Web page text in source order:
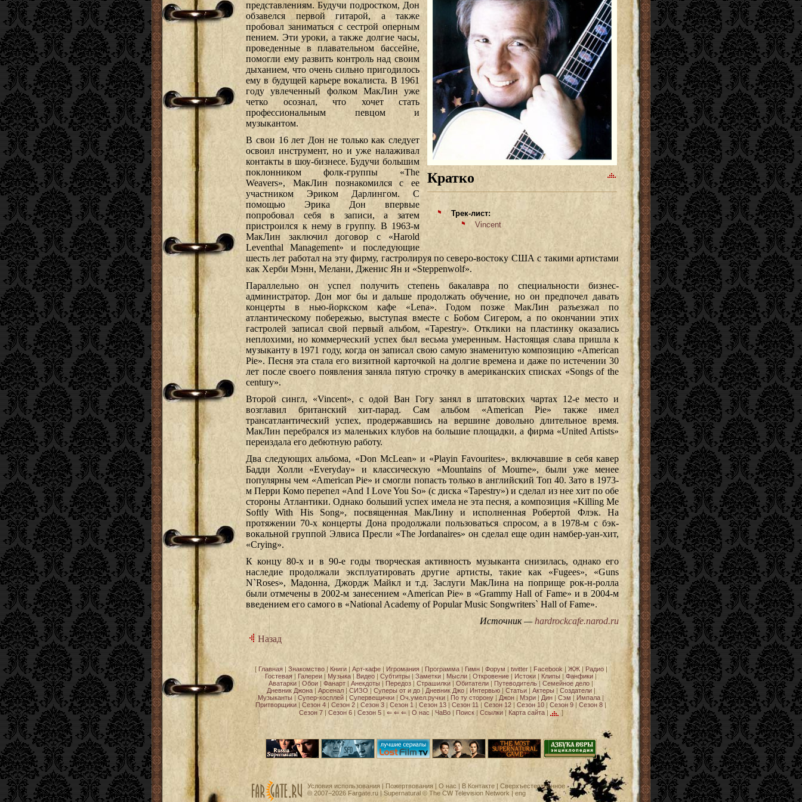
Кратко
Трек-лист:
Vincent
представлениям. Будучи подростком, Дон
обзавелся первой гитарой, а также
пробовал заниматься с сестрой оперным
пением. Эти уроки, а также долгие часы,
проведенные в плавательном бассейне,
помогли ему развить контроль над своим
дыханием, что очень сильно пригодилось
ему в будущей карьере вокалиста. В 1961
году увлеченный фолком МакЛин уже
четко осознал, что хочет стать
профессиональным певцом и
музыкантом.
В свои 16 лет Дон не только как следует
освоил инструмент, но и уже налаживал
контакты в шоу-бизнесе. Будучи большим
поклонником фолк-группы «The
Weavers», МакЛин познакомился с ее
участником Эриком Дарлингом. С
помощью Эрика Дон впервые
попробовал себя в записи, а затем
пристроился к нему в группу. В 1963-м
МакЛин заключил договор с «Harold
Leventhal Management» и последующие
шесть лет работал на эту фирму, гастролируя по северо-востоку США с такими артистами
как Херби Мэнн, Мелани, Дженис Ян и «Steppenwolf».
Параллельно он успел получить степень бакалавра по специальности бизнес-
администратор. Дон мог бы и дальше продолжать обучение, но он предпочел давать
концерты в нью-йоркском кафе «Lena». Годом позже МакЛин разъезжал по
атлантическому побережью, выступая вместе с Бобом Сигером, а по окончании этих
гастролей записал свой первый альбом, «Tapestry». Отклики на пластинку оказались
неплохими, но коммерческий успех был весьма умеренным. Настоящая слава пришла к
музыканту в 1971 году, когда он записал свою самую знаменитую композицию «American
Pie». Песня эта стала его визитной карточкой на долгие времена и даже по истечении 30
лет после своего появления заняла пятую строчку в американских списках «Songs of the
century».
Второй сингл, «Vincent», с одой Ван Гогу занял в штатовских чартах 12-е место и
возглавил британский хит-парад. Сам альбом «American Pie» также имел
трансатлантический успех, продержавшись на вершине довольно длительное время.
МакЛин перебрался из маленьких клубов на большие площадки, а фирма «United Artists»
переиздала его дебютную работу.
Два следующих альбома, «Don McLean» и «Playin Favourites», включавшие в себя кавер
Бадди Холли «Everyday» и классическую «Mountains of Mourne», были уже менее
популярны чем «American Pie» и смогли попасть только в английский Топ 40. Зато в 1973-
м Перри Комо перепел «And I Love You So» (с диска «Tapestry») и сделал из нее хит по обе
стороны Атлантики. Однако больший успех имела не эта песня, а композиция «Killing Me
Softly With His Song», посвященная МакЛину и исполненная Робертой Флэк. На
протяжении 70-х концерты Дона продолжали пользоваться спросом, а в 1978-м с бэк-
вокальной группой Элвиса Пресли «The Jordanaires» он сделал еще один намбер-уан-хит,
«Crying».
К концу 80-х и в 90-е годы творческая активность музыканта снизилась, однако его
наследие продолжали эксплуатировать другие артисты, такие как «Fugees», «Guns
N`Roses», Мадонна, Джордж Майкл и т.д. Заслуги МакЛина на поприще рок-н-ролла
были отмечены в 2002-м занесением «American Pie» в «Grammy Hall of Fame» и в 2004-м
введением его самого в «National Academy of Popular Music Songwriters` Hall of Fame».
Источник —hardrockcafe.narod.ru
Назад
[ Главная| Знакомство| Книги| Арт-кафе| Игромания| Программа| Гимн| Форум | twitter| Facebook | ЖЖ| Радио|
Гостевая | Галереи | Музыка | Видео | Субтитры | Заметки | Мысли | Откровение | Истоки | Клипы | Фанфики |
Аватарки | Обои | Фанарт | Анекдоты | Передоз | Страшилки | Обитатели | Путеводитель | Семейное дело |
Дневник Джона| Арсенал| СИЗО | Суперы от и до| Дневник Джо| Интервью| Статьи| Актеры| Создатели|
Музыканты | Супер-косплей | Супервещички | Оч.умел.ручки | По ту сторону | Джон | Мэри | Дин | Сэм | Импала |
Притворщики | Сезон 4 | Сезон 2 | Сезон 3 | Сезон 1 | Сезон 13 | Сезон 11 | Сезон 12 | Сезон 10 | Сезон 9 | Сезон 8 |
Сезон 7| Сезон 6| Сезон 5| ⇐ ⇐ ⇐| О нас | ЧаВо| Поиск| Ссылки| Карта сайта| ]
Условия использования | Пожертвования | О нас | В Контакте | Сверхъестественное
© 2007−2026 Fargate.ru | Supernatural © The CW Television Network | eng